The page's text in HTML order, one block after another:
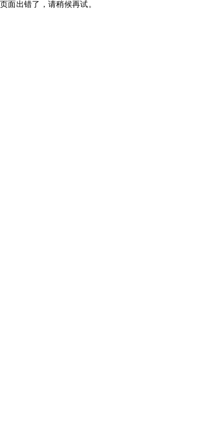
页面出错了，请稍候再试。